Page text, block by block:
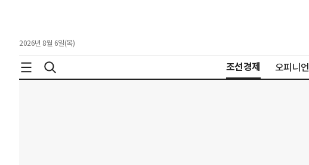
2026년 8월 6일(목)
조선경제 오피니언